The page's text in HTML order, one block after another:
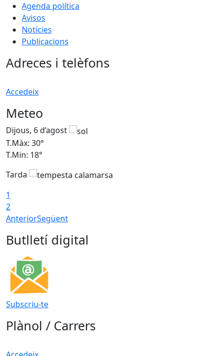
Agenda política
Avisos
Notícies
Publicacions
Adreces i telèfons
Accedeix
Meteo
Dijous, 6 d’agost
T.Màx: 30°
T.Min: 18°
Tarda
1
2
AnteriorSegüent
Butlletí digital
Subscriu-te
Plànol / Carrers